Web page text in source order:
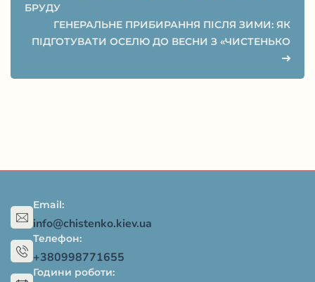
БРУДУ
ГЕНЕРАЛЬНЕ ПРИБИРАННЯ ПІСЛЯ ЗИМИ: ЯК
ПІДГОТУВАТИ ОСЕЛЮ ДО ВЕСНИ З «ЧИСТЕНЬКО
Email:
info@chistenko.kiev.ua
Телефон:
+380998771655
Години роботи: